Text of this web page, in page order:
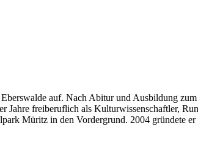
auf. Nach Abitur und Ausbildung
Jahre freiberuflich als Kulturwissenschaftler,
Müritz in den Vordergrund. 2004 gründete